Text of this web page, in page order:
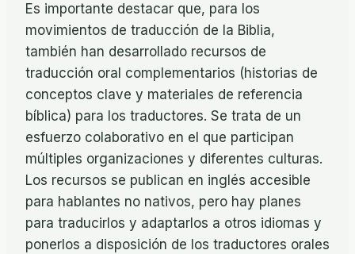
Es importante destacar que, para los
movimientos de traducción de la Biblia,
también han desarrollado recursos de
traducción oral complementarios (historias de
conceptos clave y materiales de referencia
bíblica) para los traductores. Se trata de un
esfuerzo colaborativo en el que participan
múltiples organizaciones y diferentes culturas.
Los recursos se publican en inglés accesible
para hablantes no nativos, pero hay planes
para traducirlos y adaptarlos a otros idiomas y
ponerlos a disposición de los traductores orales